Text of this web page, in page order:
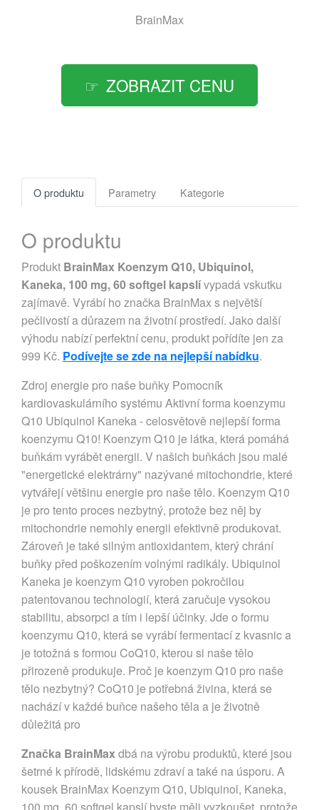
BrainMax
ZOBRAZIT CENU
O produktu Parametry Kategorie
O produktu
Produkt BrainMax Koenzym Q10, Ubiquinol,
Kaneka, 100 mg, 60 softgel kapslívypadá vskutku
zajímavě. Vyrábí ho značka BrainMax s největší
pečlivostí a důrazem na životní prostředí. Jako další
výhodu nabízí perfektní cenu, produkt pořídíte jen za
999 Kč. Podívejte se zde na nejlepší nabídku.
Zdroj energie pro naše buňky Pomocník
kardiovaskulárního systému Aktivní forma koenzymu
Q10 Ubiquinol Kaneka - celosvětově nejlepší forma
koenzymu Q10! Koenzym Q10 je látka, která pomáhá
buňkám vyrábět energii. V našich buňkách jsou malé
"energetické elektrárny" nazývané mitochondrie, které
vytvářejí většinu energie pro naše tělo. Koenzym Q10
je pro tento proces nezbytný, protože bez něj by
mitochondrie nemohly energii efektivně produkovat.
Zároveň je také silným antioxidantem, který chrání
buňky před poškozením volnými radikály. Ubiquinol
Kaneka je koenzym Q10 vyroben pokročilou
patentovanou technologií, která zaručuje vysokou
stabilitu, absorpci a tím i lepší účinky. Jde o formu
koenzymu Q10, která se vyrábí fermentací z kvasnic a
je totožná s formou CoQ10, kterou si naše tělo
přirozeně produkuje. Proč je koenzym Q10 pro naše
tělo nezbytný? CoQ10 je potřebná živina, která se
nachází v každé buňce našeho těla a je životně
důležitá pro
Značka BrainMaxdbá na výrobu produktů, které jsou
šetrné k přírodě, lidskému zdraví a také na úsporu. A
kousek BrainMax Koenzym Q10, Ubiquinol, Kaneka,